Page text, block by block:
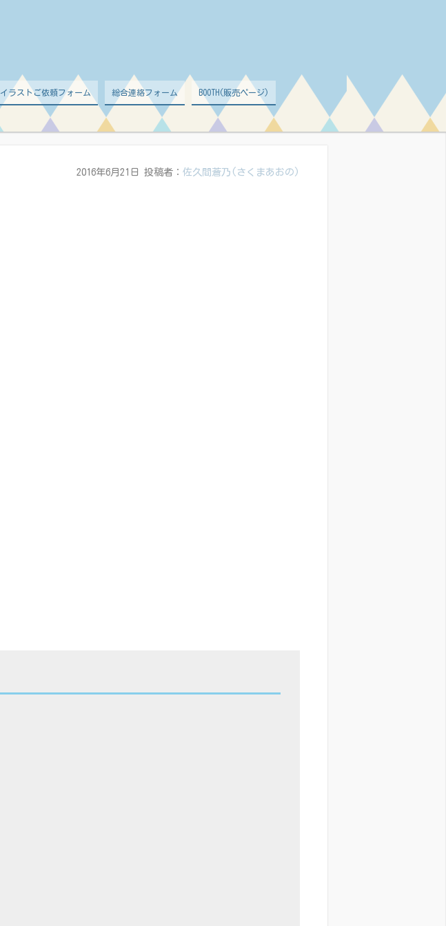
イラストご依頼フォーム 総合連絡フォーム BOOTH(販売ページ)
2016年6月21日 投稿者： 佐久間蒼乃(さくまあおの)